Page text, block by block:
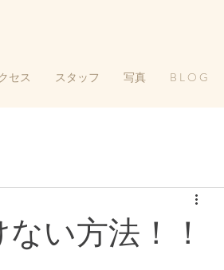
セス スタッフ 写真 B L O G
い方法！！